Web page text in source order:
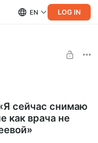
EN LOG IN
сейчас снимаю
как врача не